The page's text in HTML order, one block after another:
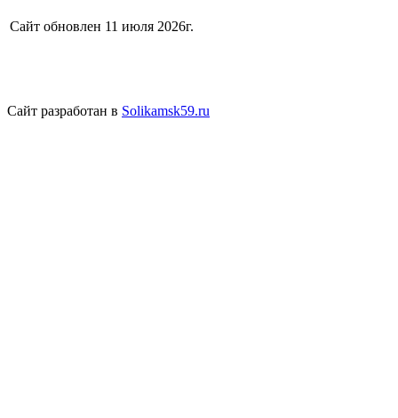
Сайт обновлен 11 июля 2026г.
Сайт разработан в Solikamsk59.ru